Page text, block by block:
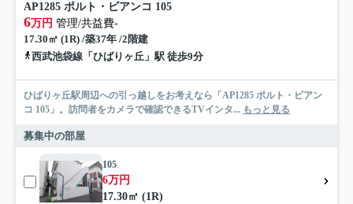
AP1285 ポルト・ビアンコ 105
6万円 管理/共益費-
17.30㎡ (1R) /築37年 /2階建
西武池袋線「ひばりヶ丘」駅 徒歩9分
ひばりヶ丘駅周辺への引っ越しをお考えなら「AP1285 ポルト・ビアン
コ 105」。訪問者をカメラで確認できるTVインタ... もっと見る
募集中の部屋
105
6万円
17.30㎡ (1R)